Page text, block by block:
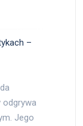
–
odgrywa
Jego